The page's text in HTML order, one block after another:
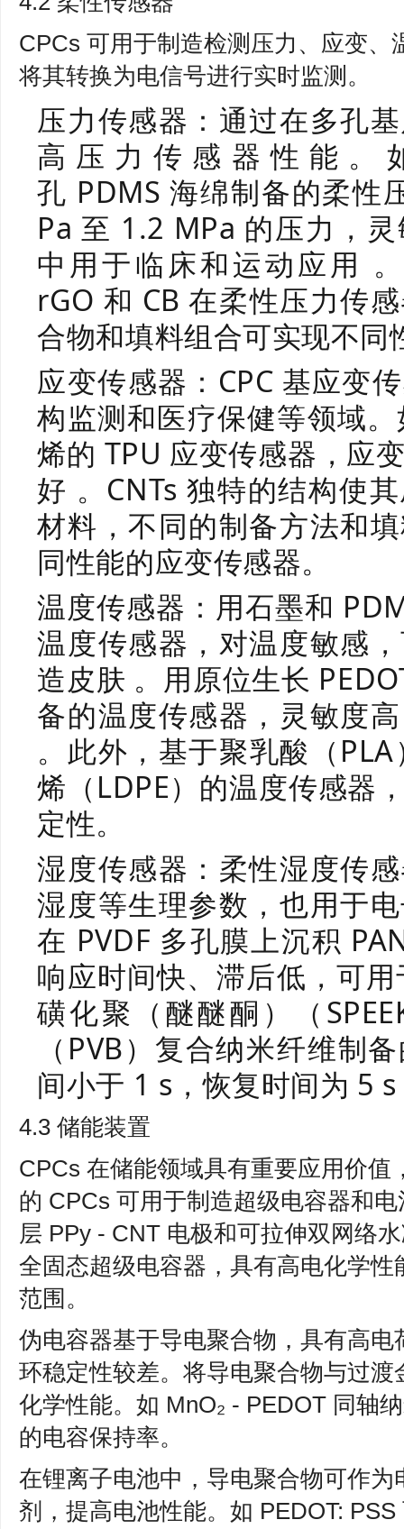
CPCs 可用于制造检测压力、应变、
将其转换为电信号进行实时监测。
压力传感器：通过在多孔
高压力传感器性能。
孔 PDMS 海绵制备的柔性
Pa 至 1.2 MPa 的压力，
中用于临床和运动应用
rGO 和 CB 在柔性压力传
合物和填料组合可实现不同
应变传感器：CPC 基应变
构监测和医疗保健等领域
烯的 TPU 应变传感器，应
好 。CNTs 独特的结构使
材料，不同的制备方法和
同性能的应变传感器。
温度传感器：用石墨和
温度传感器，对温度敏感
造皮肤 。用原位生长
备的温度传感器，灵敏度
。此外，基于聚乳酸（
烯（LDPE）的温度传感器
定性。
湿度传感器：柔性湿度传
湿度等生理参数，也用于
在 PVDF 多孔膜上沉积
响应时间快、滞后低，可
磺化聚（醚醚酮）（
（PVB）复合纳米纤维制
间小于 1 s，恢复时间为 5
4.3 储能装置
CPCs 在储能领域具有重要应用价值
的 CPCs 可用于制造超级电容器和
层 PPy - CNT 电极和可拉伸双网络
全固态超级电容器，具有高电化学
范围。
伪电容器基于导电聚合物，具有高
环稳定性较差。将导电聚合物与过
化学性能。如 MnO₂ - PEDOT 同轴
的电容保持率。
在锂离子电池中，导电聚合物可作
剂，提高电池性能。如 PEDOT: